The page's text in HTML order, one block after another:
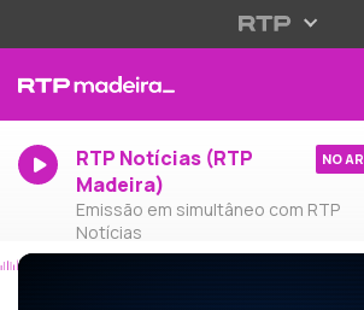
RTP Notícias (RTP
Madeira)
Emissão em simultâneo com RTP
Notícias
NO AR